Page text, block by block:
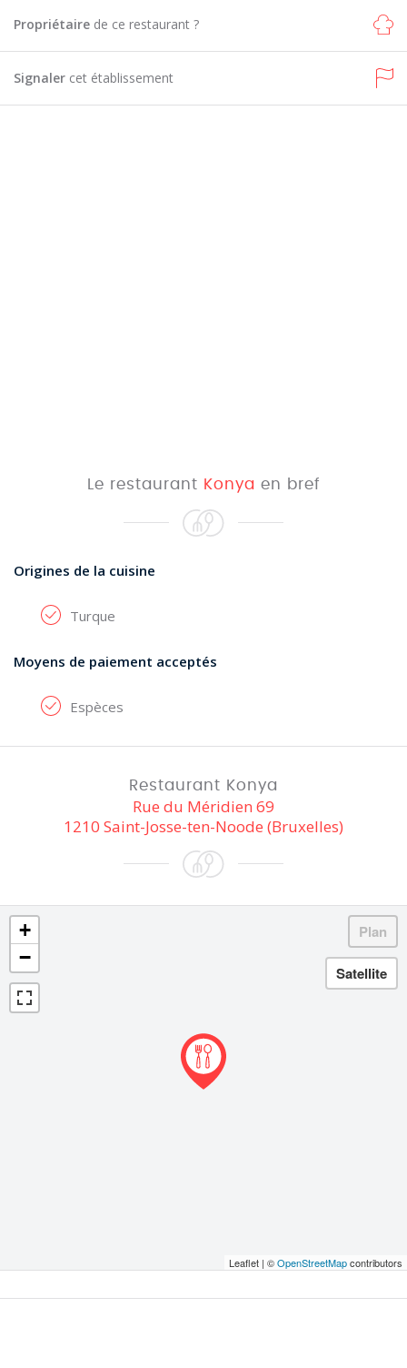
Propriétaire de ce restaurant ?
Signaler cet établissement
Le restaurant Konya en bref
Origines de la cuisine
Turque
Moyens de paiement acceptés
Espèces
Restaurant Konya
Rue du Méridien 69
1210 Saint-Josse-ten-Noode (Bruxelles)
+
−
Leaflet | ©OpenStreetMapcontributors